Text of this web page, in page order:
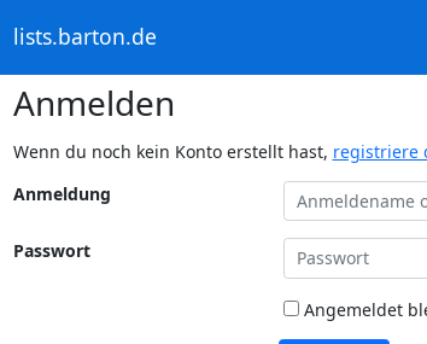
lists.barton.de
Anmelden
Wenn du noch kein Konto erstellt hast, registriere
Anmeldung
Passwort
Angemeldet